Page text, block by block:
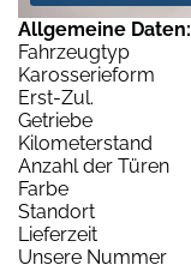
Allgemeine Daten:
Fahrzeugtyp
Karosserieform
Erst-Zul.
Getriebe
Kilometerstand
Anzahl der Türen
Farbe
Standort
Lieferzeit
Unsere Nummer